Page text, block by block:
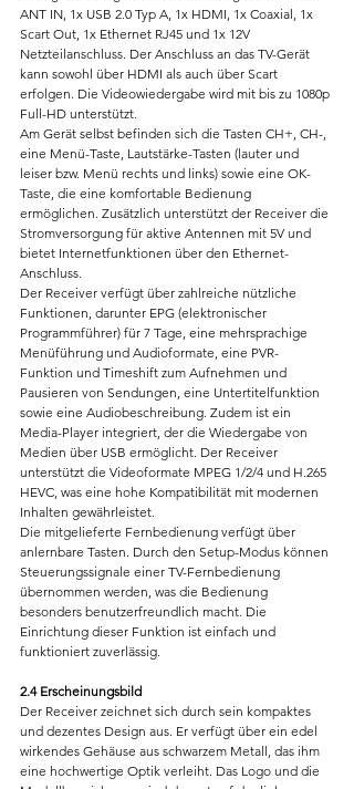
ANT IN, 1x USB 2.0 Typ A, 1x HDMI, 1x Coaxial, 1x
Scart Out, 1x Ethernet RJ45 und 1x 12V
Netzteilanschluss. Der Anschluss an das TV-Gerät
kann sowohl über HDMI als auch über Scart
erfolgen. Die Videowiedergabe wird mit bis zu 1080p
Full-HD unterstützt.
Am Gerät selbst befinden sich die Tasten CH+, CH-,
eine Menü-Taste, Lautstärke-Tasten (lauter und
leiser bzw. Menü rechts und links) sowie eine OK-
Taste, die eine komfortable Bedienung
ermöglichen. Zusätzlich unterstützt der Receiver die
Stromversorgung für aktive Antennen mit 5V und
bietet Internetfunktionen über den Ethernet-
Anschluss.
Der Receiver verfügt über zahlreiche nützliche
Funktionen, darunter EPG (elektronischer
Programmführer) für 7 Tage, eine mehrsprachige
Menüführung und Audioformate, eine PVR-
Funktion und Timeshift zum Aufnehmen und
Pausieren von Sendungen, eine Untertitelfunktion
sowie eine Audiobeschreibung. Zudem ist ein
Media-Player integriert, der die Wiedergabe von
Medien über USB ermöglicht. Der Receiver
unterstützt die Videoformate MPEG 1/2/4 und H.265
HEVC, was eine hohe Kompatibilität mit modernen
Inhalten gewährleistet.
Die mitgelieferte Fernbedienung verfügt über
anlernbare Tasten. Durch den Setup-Modus können
Steuerungssignale einer TV-Fernbedienung
übernommen werden, was die Bedienung
besonders benutzerfreundlich macht. Die
Einrichtung dieser Funktion ist einfach und
funktioniert zuverlässig.
2.4 Erscheinungsbild
Der Receiver zeichnet sich durch sein kompaktes
und dezentes Design aus. Er verfügt über ein edel
wirkendes Gehäuse aus schwarzem Metall, das ihm
eine hochwertige Optik verleiht. Das Logo und die